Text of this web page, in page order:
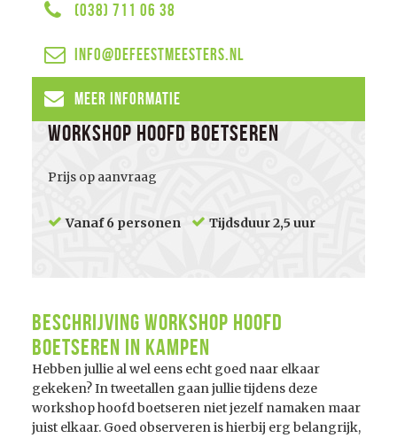
(038) 711 06 38
info@defeestmeesters.nl
Meer informatie
Workshop hoofd boetseren
Prijs op aanvraag
Vanaf 6 personen Tijdsduur 2,5 uur
Beschrijving Workshop Hoofd
Boetseren in Kampen
Hebben jullie al wel eens echt goed naar elkaar
gekeken? In tweetallen gaan jullie tijdens deze
workshop hoofd boetseren niet jezelf namaken maar
juist elkaar. Goed observeren is hierbij erg belangrijk,